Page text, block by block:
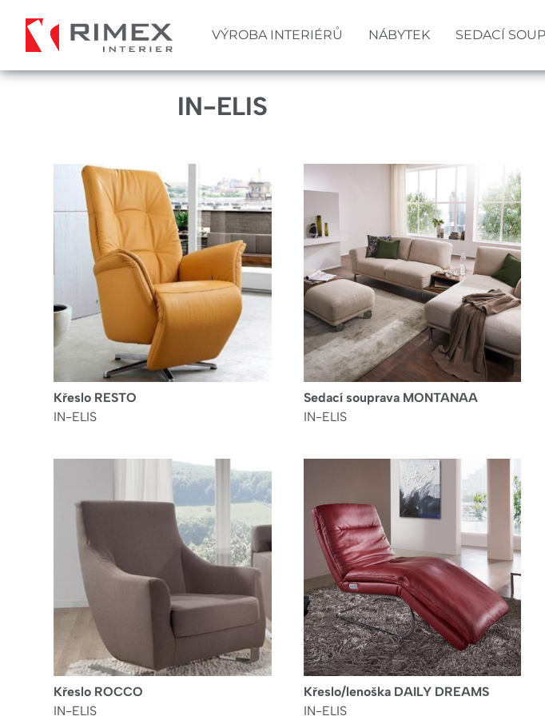
hlavnímu
obsahu
Hlavní
navigace
VÝROBA INTERIÉRŮ NÁBYTEK SEDACÍ
IN-ELIS
Křeslo RESTO
IN-ELIS
Sedací souprava MONTANAA
IN-ELIS
Křeslo ROCCO
IN-ELIS
Křeslo/lenoška DAILY DREAMS
IN-ELIS